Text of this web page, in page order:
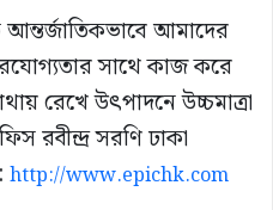
আমাদের
সাথে কাজ করে
রেখে উৎপাদনে উচ্চমাত্রা
রবীন্দ্র সরণি ঢাকা
http://www.epichk.com